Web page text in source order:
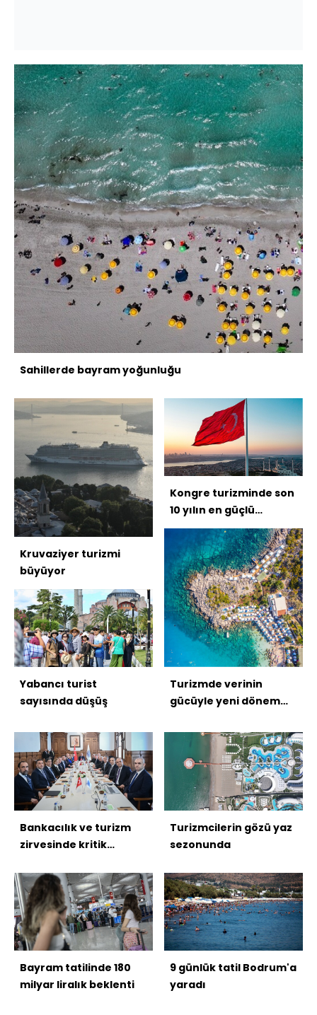
Sahillerde bayram yoğunluğu
Kruvaziyer turizmi
büyüyor
Yabancı turist
sayısında düşüş
Kongre turizminde son
10 yılın en güçlü
performansı
Turizmde verinin
gücüyle yeni dönem
Bankacılık ve turizm
zirvesinde kritik
Turizmcilerin gözü yaz
sezonunda
Bayram tatilinde 180
milyar liralık beklenti
9 günlük tatil Bodrum'a
yaradı